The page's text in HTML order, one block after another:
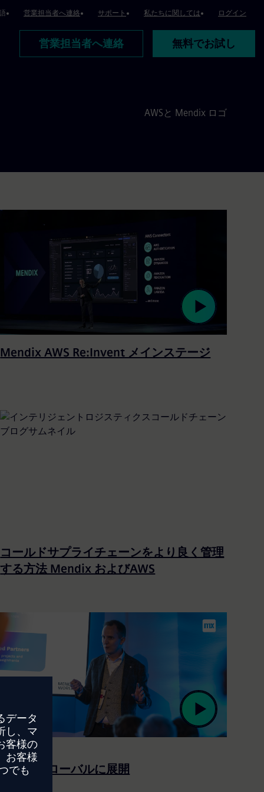
営業担当者へ連絡 サポート 私たちに関しては ログイン
営業担当者へ連絡 無料でお試し
Mendix AWS Re:Invent メインステージ
コールドサプライチェーンをより良く管理
する方法 Mendix およびAWS
変革をグローバルに展開